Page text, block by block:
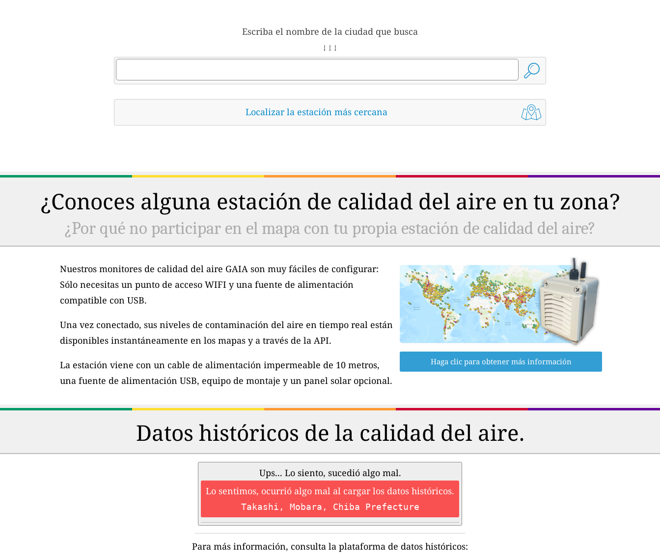
Escriba el nombre de la ciudad que busca
↓ ↓ ↓
Localizar la estación más cercana
¿Conoces alguna estación de calidad del aire en tu zona?
¿Por qué no participar en el mapa con tu propia estación de calidad del aire?
Nuestros monitores de calidad del aire GAIA son muy fáciles de configurar:
Sólo necesitas un punto de acceso WIFI y una fuente de alimentación
compatible con USB.
Una vez conectado, sus niveles de contaminación del aire en tiempo real están
disponibles instantáneamente en los mapas y a través de la API.
La estación viene con un cable de alimentación impermeable de 10 metros,
una fuente de alimentación USB, equipo de montaje y un panel solar opcional.
Haga clic para obtener más información
Datos históricos de la calidad del aire.
Ups... Lo siento, sucedió algo mal.
Lo sentimos, ocurrió algo mal al cargar los datos históricos.
Takashi, Mobara, Chiba Prefecture
Para más información, consulta la plataforma de datos históricos: